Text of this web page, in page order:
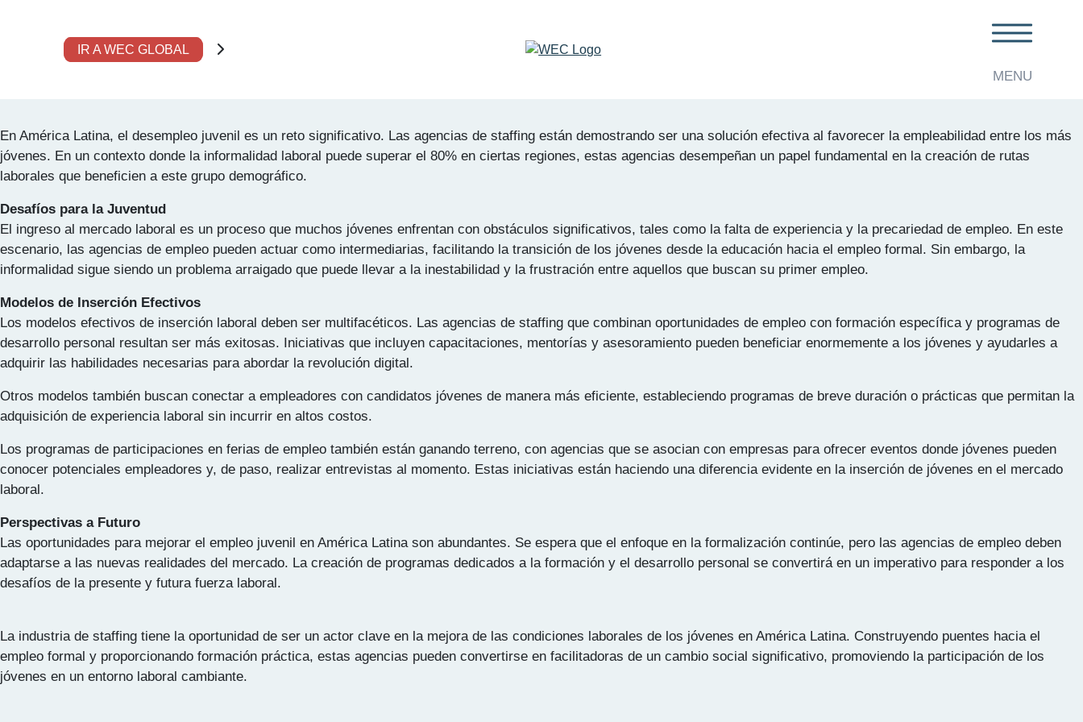
IR A WEC GLOBAL
MENU
Nuevos Horizontes en la Industria de Staffing: Impulsando la Empleabilidad Juvenil en América Latina
En América Latina, el desempleo juvenil es un reto significativo. Las agencias de staffing están demostrando ser una solución efectiva al favorecer la empleabilidad entre los más
jóvenes. En un contexto donde la informalidad laboral puede superar el 80% en ciertas regiones, estas agencias desempeñan un papel fundamental en la creación de rutas
laborales que beneficien a este grupo demográfico.
Desafíos para la Juventud
El ingreso al mercado laboral es un proceso que muchos jóvenes enfrentan con obstáculos significativos, tales como la falta de experiencia y la precariedad de empleo. En este
escenario, las agencias de empleo pueden actuar como intermediarias, facilitando la transición de los jóvenes desde la educación hacia el empleo formal. Sin embargo, la
informalidad sigue siendo un problema arraigado que puede llevar a la inestabilidad y la frustración entre aquellos que buscan su primer empleo.
Modelos de Inserción Efectivos
Los modelos efectivos de inserción laboral deben ser multifacéticos. Las agencias de staffing que combinan oportunidades de empleo con formación específica y programas de
desarrollo personal resultan ser más exitosas. Iniciativas que incluyen capacitaciones, mentorías y asesoramiento pueden beneficiar enormemente a los jóvenes y ayudarles a
adquirir las habilidades necesarias para abordar la revolución digital.
Otros modelos también buscan conectar a empleadores con candidatos jóvenes de manera más eficiente, estableciendo programas de breve duración o prácticas que permitan la
adquisición de experiencia laboral sin incurrir en altos costos.
Los programas de participaciones en ferias de empleo también están ganando terreno, con agencias que se asocian con empresas para ofrecer eventos donde jóvenes pueden
conocer potenciales empleadores y, de paso, realizar entrevistas al momento. Estas iniciativas están haciendo una diferencia evidente en la inserción de jóvenes en el mercado
laboral.
Perspectivas a Futuro
Las oportunidades para mejorar el empleo juvenil en América Latina son abundantes. Se espera que el enfoque en la formalización continúe, pero las agencias de empleo deben
adaptarse a las nuevas realidades del mercado. La creación de programas dedicados a la formación y el desarrollo personal se convertirá en un imperativo para responder a los
desafíos de la presente y futura fuerza laboral.
La industria de staffing tiene la oportunidad de ser un actor clave en la mejora de las condiciones laborales de los jóvenes en América Latina. Construyendo puentes hacia el
empleo formal y proporcionando formación práctica, estas agencias pueden convertirse en facilitadoras de un cambio social significativo, promoviendo la participación de los
jóvenes en un entorno laboral cambiante.